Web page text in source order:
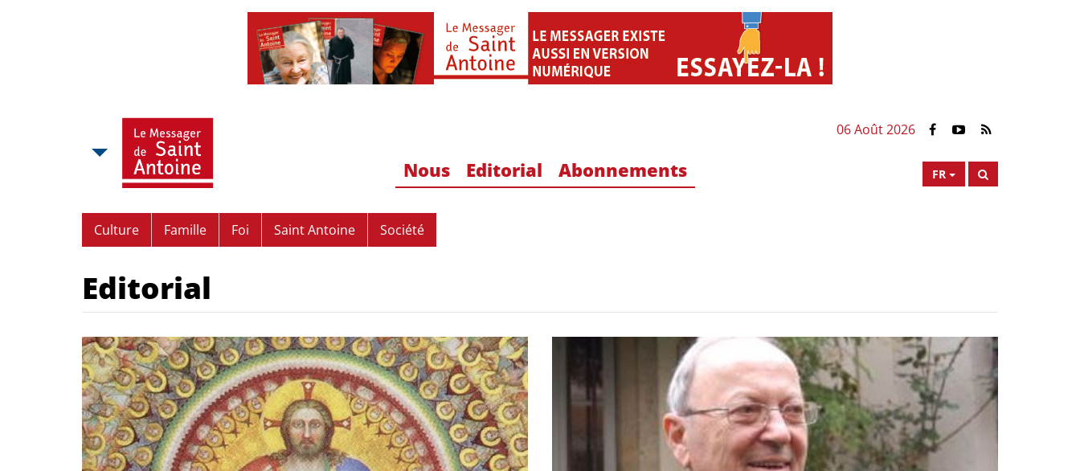
06 Août 2026
FR
Nous Editorial Abonnements
Culture Famille Foi Saint Antoine Société
Editorial